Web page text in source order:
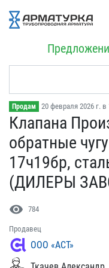
Продам 20 февраля 2026 г. в
Клапана
обратные
17ч19бр,
(ДИЛЕРЫ
visibility 784
Продавец
ООО «АСТ»